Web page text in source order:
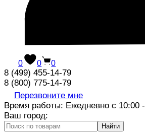
0 0 0
8 (499) 455-14-79
8 (800) 775-14-79
Перезвоните мне
Время работы: Ежедневно с 10:00
Ваш город:
Найти